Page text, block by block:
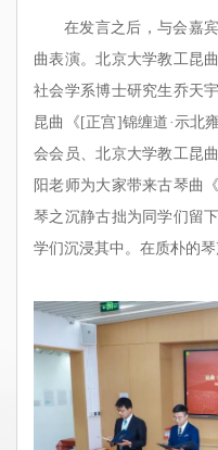
在发言之后，与会嘉
曲表演。北京大学教工昆
社会学系博士研究生乔天
昆曲《[正宫]锦缠道·示北
会会员、北京大学教工昆
阳老师为大家带来古琴曲
琴之沉静古拙为同学们留
学们沉浸其中。在质朴的琴